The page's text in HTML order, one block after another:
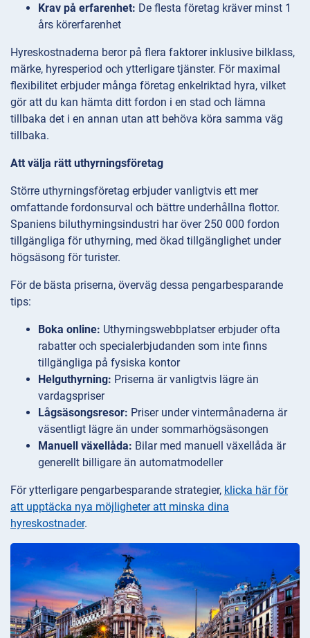
Krav på erfarenhet: De flesta företag kräver minst 1
års körerfarenhet
Hyreskostnaderna beror på flera faktorer inklusive bilklass,
märke, hyresperiod och ytterligare tjänster. För maximal
flexibilitet erbjuder många företag enkelriktad hyra, vilket
gör att du kan hämta ditt fordon i en stad och lämna
tillbaka det i en annan utan att behöva köra samma väg
tillbaka.
Att välja rätt uthyrningsföretag
Större uthyrningsföretag erbjuder vanligtvis ett mer
omfattande fordonsurval och bättre underhållna flottor.
Spaniens biluthyrningsindustri har över 250 000 fordon
tillgängliga för uthyrning, med ökad tillgänglighet under
högsäsong för turister.
För de bästa priserna, överväg dessa pengarbesparande
tips:
Boka online: Uthyrningswebbplatser erbjuder ofta
rabatter och specialerbjudanden som inte finns
tillgängliga på fysiska kontor
Helguthyrning: Priserna är vanligtvis lägre än
vardagspriser
Lågsäsongsresor: Priser under vintermånaderna är
väsentligt lägre än under sommarhögsäsongen
Manuell växellåda: Bilar med manuell växellåda är
generellt billigare än automatmodeller
För ytterligare pengarbesparande strategier, klicka här för
att upptäcka nya möjligheter att minska dina
hyreskostnader.